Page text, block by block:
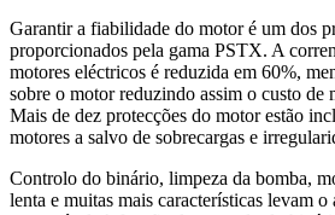
Garantir a fiabilidade do motor é um dos
proporcionados pela gama PSTX. A
motores eléctricos é reduzida em 60%,
sobre o motor reduzindo assim o custo de
Mais de dez protecções do motor estão
motores a salvo de sobrecargas e
Controlo do binário, limpeza da bomba,
lenta e muitas mais características levam